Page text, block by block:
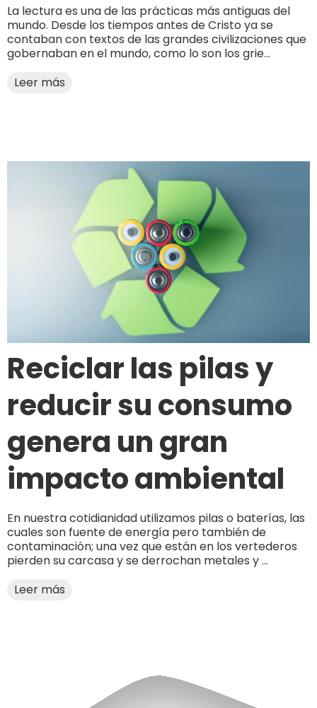
La lectura es una de las prácticas más antiguas del
mundo. Desde los tiempos antes de Cristo ya se
contaban con textos de las grandes civilizaciones que
gobernaban en el mundo, como lo son los grie...
Leer más
Reciclar las pilas y
reducir su consumo
genera un gran
impacto ambiental
En nuestra cotidianidad utilizamos pilas o baterías, las
cuales son fuente de energía pero también de
contaminación; una vez que están en los vertederos
pierden su carcasa y se derrochan metales y ...
Leer más